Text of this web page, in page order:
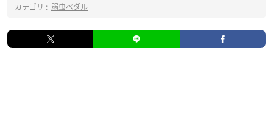
カテゴリ : 弱虫ペダル